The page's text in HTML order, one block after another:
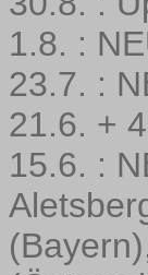
1.8. :
23.7. :
21.6. +
15.6. :